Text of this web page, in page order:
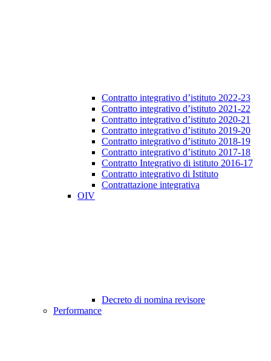
Contratto integrativo d’istituto 2022-23
Contratto integrativo d’istituto 2021-22
Contratto integrativo d’istituto 2020-21
Contratto integrativo d’istituto 2019-20
Contratto integrativo d’istituto 2018-19
Contratto integrativo d’istituto 2017-18
Contratto Integrativo di istituto 2016-17
Contratto integrativo di Istituto
Contrattazione integrativa
OIV
Decreto di nomina revisore
Performance